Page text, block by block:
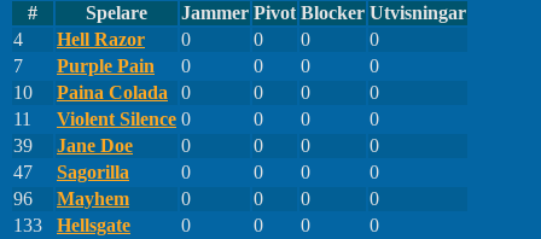
# Spelare Jammer Pivot Blocker Utvisningar
4
Hell Razor 0 0 0
0
7
Purple Pain 0 0 0
0
10
Paina Colada 0 0 0
0
11
Violent Silence 0 0 0
0
39
Jane Doe 0 0 0
0
47
Sagorilla 0 0 0
0
96
Mayhem 0 0 0
0
133
Hellsgate 0 0 0
0